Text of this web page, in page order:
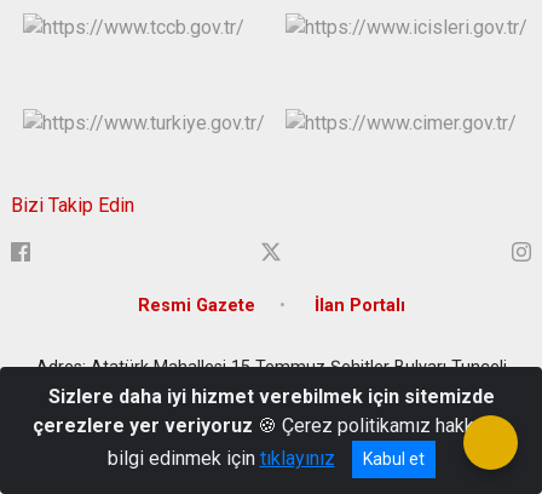
Bizi Takip Edin
Resmi Gazete İlan Portalı
Adres: Atatürk Mahallesi 15 Temmuz Şehitler Bulvarı Tunceli
Türkiye Mail: tunceli@icisleri.gov.tr
Tel: 0428 213 33 02-03-04
Sizlere daha iyi hizmet verebilmek için sitemizde
çerezlere yer veriyoruz 🍪 Çerez politikamız hakkında
bilgi edinmek için tıklayınız Kabul et